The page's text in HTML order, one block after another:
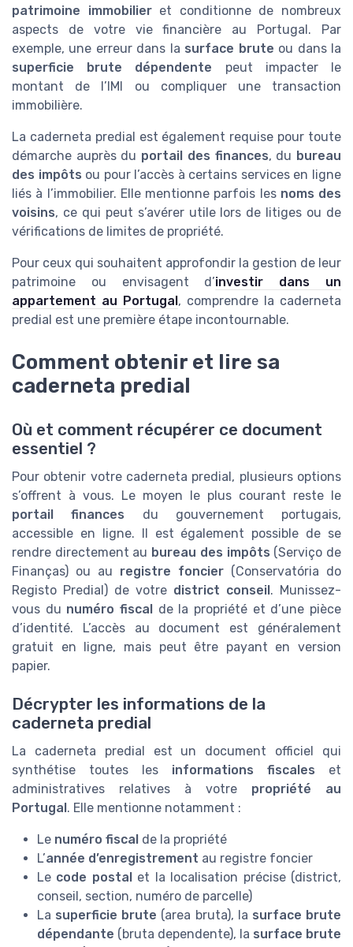
patrimoine immobilieret conditionne de nombreux
aspects de votre vie financière au Portugal. Par
exemple, une erreur dans la surface brute ou dans la
superficie brute dépendente peut impacter le
montant de l’IMI ou compliquer une transaction
immobilière.
La caderneta predial est également requise pour toute
démarche auprès du portail des finances, du bureau
des impôts ou pour l’accès à certains services en ligne
liés à l’immobilier. Elle mentionne parfois les noms des
voisins, ce qui peut s’avérer utile lors de litiges ou de
vérifications de limites de propriété.
Pour ceux qui souhaitent approfondir la gestion de leur
patrimoine ou envisagent d’investir dans un
appartement au Portugal, comprendre la caderneta
predial est une première étape incontournable.
Comment obtenir et lire sa
caderneta predial
Où et comment récupérer ce document
essentiel ?
Pour obtenir votre caderneta predial, plusieurs options
s’offrent à vous. Le moyen le plus courant reste le
portail finances du gouvernement portugais,
accessible en ligne. Il est également possible de se
rendre directement au bureau des impôts (Serviço de
Finanças) ou au registre foncier (Conservatória do
Registo Predial) de votre district conseil. Munissez-
vous du numéro fiscal de la propriété et d’une pièce
d’identité. L’accès au document est généralement
gratuit en ligne, mais peut être payant en version
papier.
Décrypter les informations de la
caderneta predial
La caderneta predial est un document officiel qui
synthétise toutes les informations fiscales et
administratives relatives à votre propriété au
Portugal . Elle mentionne notamment :
Le numéro fiscal de la propriété
L’année d’enregistrement au registre foncier
Le code postal
et la localisation précise (district,
conseil, section, numéro de parcelle)
La superficie brute (area bruta), la surface brute
dépendante (bruta dependente), la surface brute